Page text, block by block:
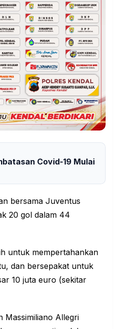
Covid-19 Mulai
bersama Juventus
20 gol dalam 44
untuk mempertahankan
dan bersepakat untuk
10 juta euro (sekitar
Massimiliano Allegri